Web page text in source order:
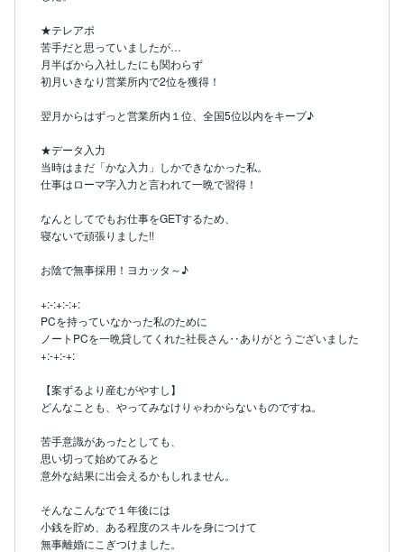
★テレアポ
苦手だと思っていましたが…
月半ばから入社したにも関わらず
初月いきなり営業所内で2位を獲得！
翌月からはずっと営業所内１位、全国5位以内をキープ♪
★データ入力
当時はまだ「かな入力」しかできなかった私。
仕事はローマ字入力と言われて一晩で習得！
なんとしてでもお仕事をGETするため、
寝ないで頑張りました!!
お陰で無事採用！ヨカッタ～♪
+:-:+:-:+:
PCを持っていなかった私のために
ノートPCを一晩貸してくれた社長さん‥ありがとうございました
+:-+:-+:
【案ずるより産むがやすし】
どんなことも、やってみなけりゃわからないものですね。
苦手意識があったとしても、
思い切って始めてみると
意外な結果に出会えるかもしれません。
そんなこんなで１年後には
小銭を貯め、ある程度のスキルを身につけて
無事離婚にこぎつけました。